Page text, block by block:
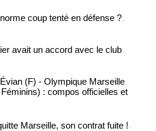
coup tenté en défense ? -
avait un accord avec le club -
(F) - Olympique Marseille
: compos officielles et
Marseille, son contrat fuite ! -